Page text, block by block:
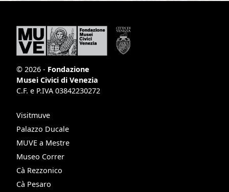
© 2026 - Fondazione
Musei Civici di Venezia
C.F. e P.IVA 03842230272
Visitmuve
Palazzo Ducale
MUVE a Mestre
Museo Correr
Cà Rezzonico
Cà Pesaro